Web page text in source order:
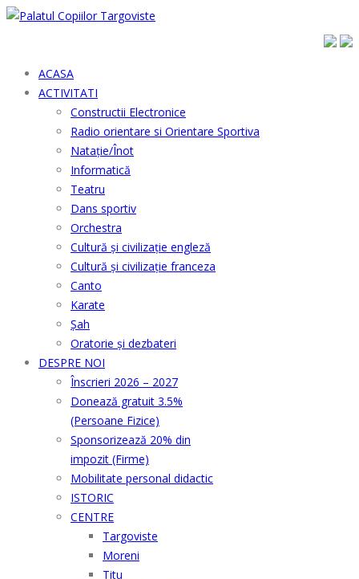
ACASA
ACTIVITATI
Constructii Electronice
Radio orientare si Orientare Sportiva
Natație/Înot
Informatică
Teatru
Dans sportiv
Orchestra
Cultură şi civilizaţie engleză
Cultură şi civilizaţie franceza
Canto
Karate
Șah
Oratorie și dezbateri
DESPRE NOI
Înscrieri 2026 – 2027
Donează gratuit 3.5%
(Persoane Fizice)
Sponsorizează 20% din
impozit (Firme)
Mobilitate personal didactic
ISTORIC
CENTRE
Targoviste
Moreni
Titu